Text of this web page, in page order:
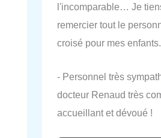
l'incomparable… Je
remercier tout le
croisé pour mes enfants.
- Personnel très
docteur Renaud très
accueillant et dévoué !